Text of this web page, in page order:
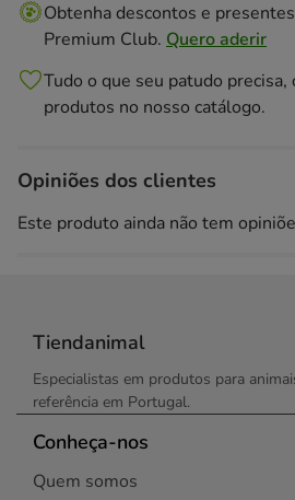
Obtenha descontos e
Premium Club. Quero aderir
Tudo o que seu patudo
produtos no nosso catálogo.
Opiniões dos clientes
Este produto ainda não tem
Tiendanimal
Especialistas em produtos para
referência em Portugal.
Conheça-nos
Quem somos